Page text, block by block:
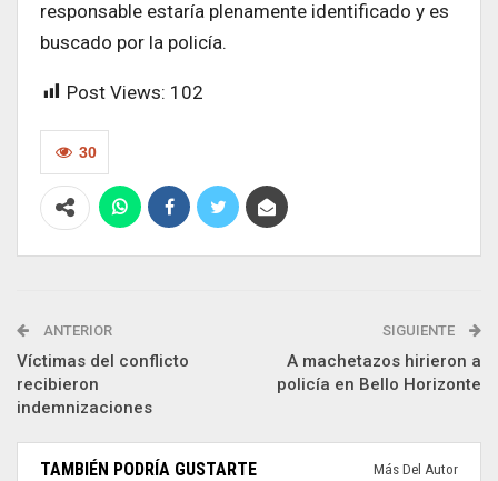
responsable estaría plenamente identificado y es
buscado por la policía.
Post Views: 102
30
ANTERIOR
Víctimas del conflicto
recibieron
indemnizaciones
SIGUIENTE
A machetazos hirieron a
policía en Bello Horizonte
TAMBIÉN PODRÍA GUSTARTE Más Del Autor